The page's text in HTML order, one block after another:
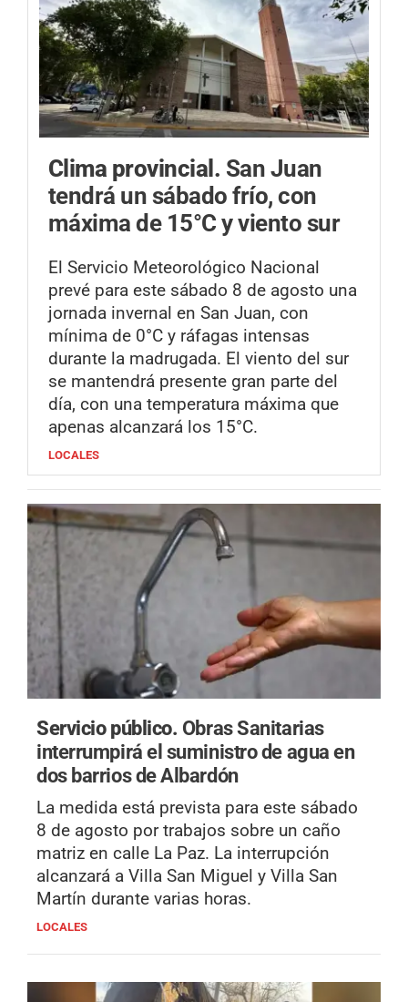
Clima provincial. San Juan
tendrá un sábado frío, con
máxima de 15°C y viento sur
El Servicio Meteorológico Nacional
prevé para este sábado 8 de agosto una
jornada invernal en San Juan, con
mínima de 0°C y ráfagas intensas
durante la madrugada. El viento del sur
se mantendrá presente gran parte del
día, con una temperatura máxima que
apenas alcanzará los 15°C.
LOCALES
Servicio público. Obras Sanitarias
interrumpirá el suministro de agua en
dos barrios de Albardón
La medida está prevista para este sábado
8 de agosto por trabajos sobre un caño
matriz en calle La Paz. La interrupción
alcanzará a Villa San Miguel y Villa San
Martín durante varias horas.
LOCALES